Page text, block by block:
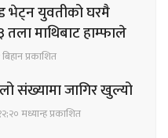
भेट्न युवतीको घरमै
माथिबाट हाम्फाले
प्रकाशित
संख्यामा जागिर खुल्यो
मध्यान्ह प्रकाशित